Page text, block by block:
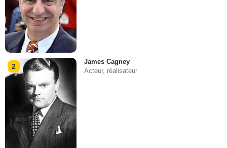
2
James Cagney
Acteur, réalisateur